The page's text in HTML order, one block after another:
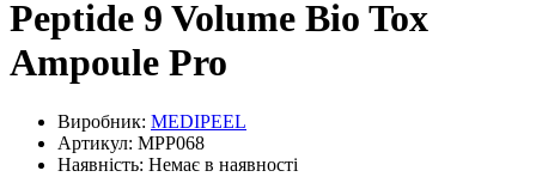
Peptide 9 Volume Bio Tox
Ampoule Pro
Виробник: MEDIPEEL
Артикул: MPP068
Наявність: Немає в наявності